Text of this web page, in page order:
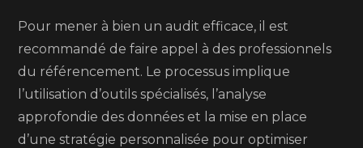
Pour mener à bien un audit efficace, il est
recommandé de faire appel à des professionnels
du référencement. Le processus implique
l’utilisation d’outils spécialisés, l’analyse
approfondie des données et la mise en place
d’une stratégie personnalisée pour optimiser